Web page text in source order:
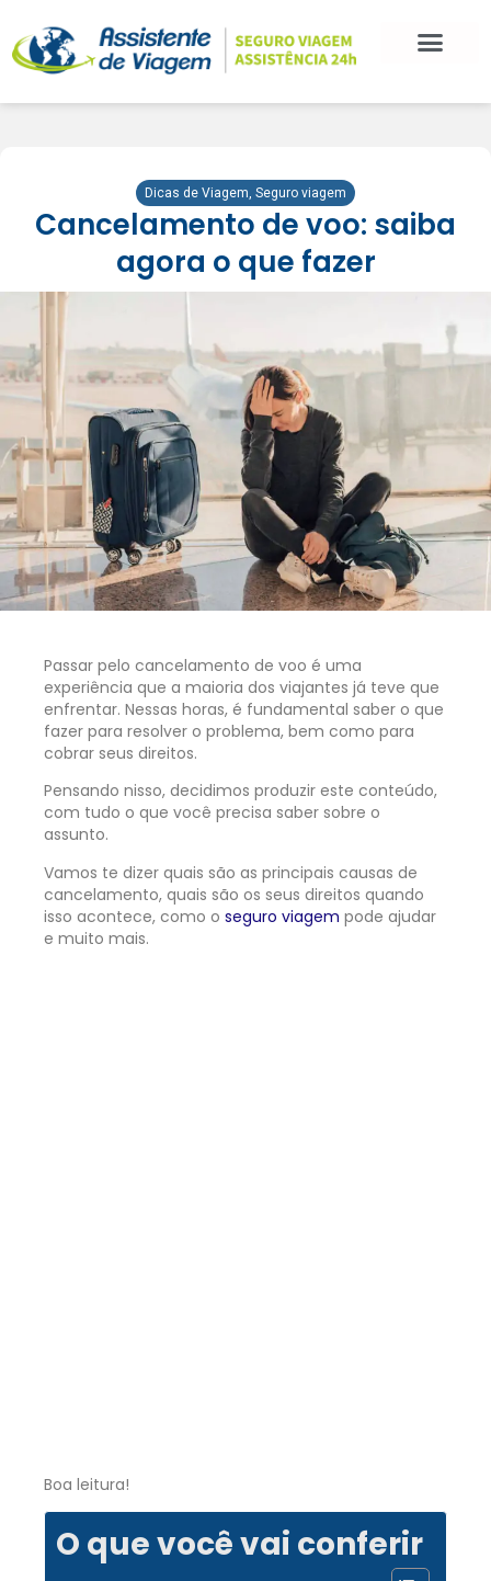
Dicas de Viagem, Seguro viagem
Cancelamento de voo: saiba
agora o que fazer
Passar pelo cancelamento de voo é uma
experiência que a maioria dos viajantes já teve que
enfrentar. Nessas horas, é fundamental saber o que
fazer para resolver o problema, bem como para
cobrar seus direitos.
Pensando nisso, decidimos produzir este conteúdo,
com tudo o que você precisa saber sobre o
assunto.
Vamos te dizer quais são as principais causas de
cancelamento, quais são os seus direitos quando
isso acontece, como o seguro viagem pode ajudar
e muito mais.
Boa leitura!
O que você vai conferir